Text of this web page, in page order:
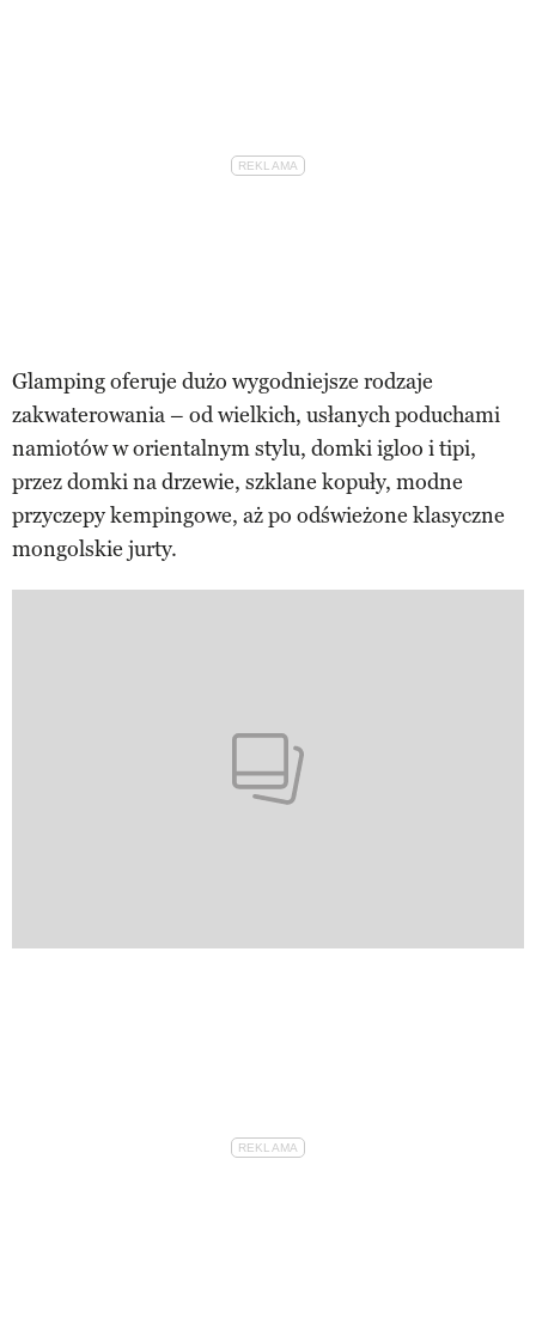
Glamping oferuje dużo wygodniejsze rodzaje
zakwaterowania – od wielkich, usłanych poduchami
namiotów w orientalnym stylu, domki igloo i tipi,
przez domki na drzewie, szklane kopuły, modne
przyczepy kempingowe, aż po odświeżone klasyczne
mongolskie jurty.